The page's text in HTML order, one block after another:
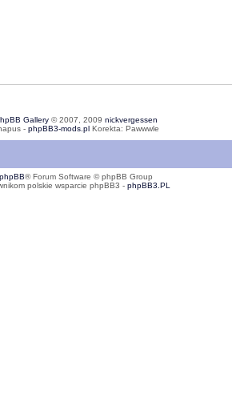
Gallery© 2007, 2009 nickvergessen
- phpBB3-mods.pl Korekta: Pawwwle
phpBB® Forum Software © phpBB Group
polskie wsparcie phpBB3 - phpBB3.PL